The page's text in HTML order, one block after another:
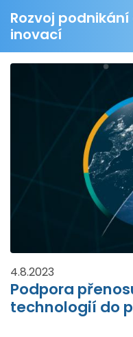
Rozvoj
inovací
4.8.2023
Podpora
technologií do